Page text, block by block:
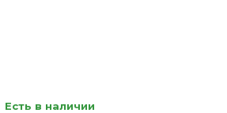
Есть в наличии